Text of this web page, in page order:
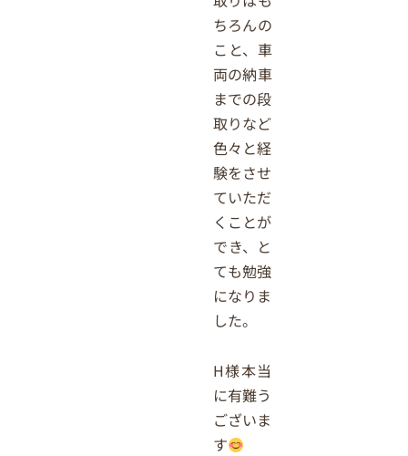
ちろんの
こと、車
両の納車
までの段
取りなど
色々と経
験をさせ
ていただ
くことが
でき、と
ても勉強
になりま
した。
H様本当
に有難う
ございま
す